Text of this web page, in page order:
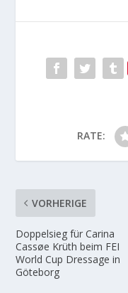
RATE:
VORHERIGE
Doppelsieg für Carina
Cassøe Krüth beim FEI
World Cup Dressage in
Göteborg